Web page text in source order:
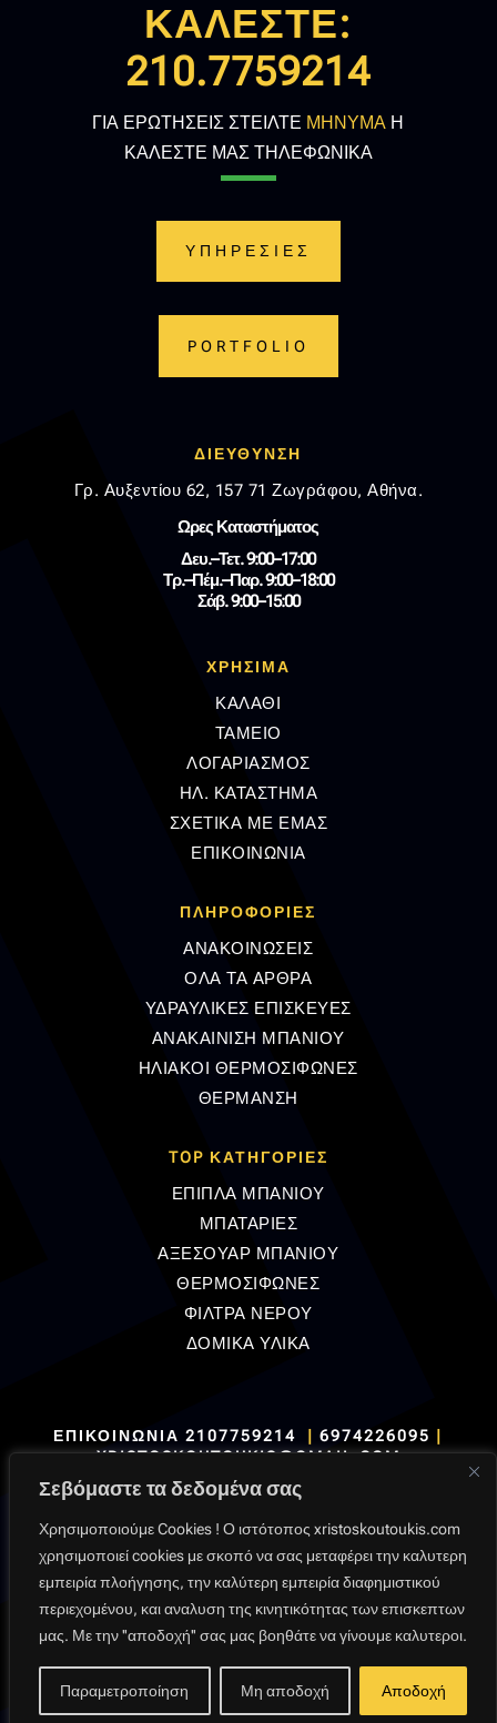
Σεβόμαστε τα δεδομένα σας
Χρησιμοποιούμε Cookies ! Ο ιστότοπος xristoskoutoukis.com
χρησιμοποιεί cookies με σκοπό να σας μεταφέρει την καλυτερη
εμπειρία πλοήγησης, την καλύτερη εμπειρία διαφημιστικού
περιεχομένου, και αναλυση της κινητικότητας των επισκεπτων
μας. Με την ''αποδοχή'' σας μας βοηθάτε να γίνουμε καλυτεροι.
Παραμετροποίηση Μη αποδοχή Αποδοχή
ΚΑΛΕΣΤΕ:
210.7759214
ΓΙΑ ΕΡΩΤΗΣΕΙΣ ΣΤΕΙΛΤΕ ΜΗΝΥΜΑ Η
ΚΑΛΕΣΤΕ ΜΑΣ ΤΗΛΕΦΩΝΙΚΑ
ΥΠΗΡΕΣΙΕΣ
PORTFOLIO
ΔΙΕΥΘΥΝΣΗ
Γρ. Αυξεντίου 62, 157 71 Ζωγράφου, Αθήνα.
Ωρες Καταστήματος
Δευ.–Τετ. 9:00–17:00
Τρ.–Πέμ.–Παρ. 9:00–18:00
Σάβ. 9:00–15:00
ΧΡΗΣΙΜΑ
ΚΑΛΑΘΙ
ΤΑΜΕΙΟ
ΛΟΓΑΡΙΑΣΜΟΣ
ΗΛ. ΚΑΤΑΣΤΗΜΑ
ΣΧΕΤΙΚΑ ΜΕ ΕΜΑΣ
ΕΠΙΚΟΙΝΩΝΙΑ
ΠΛΗΡΟΦΟΡΊΕΣ
ΑΝΑΚΟΙΝΩΣΕΙΣ
ΟΛΑ ΤΑ ΑΡΘΡΑ
ΥΔΡΑΥΛΙΚΕΣ ΕΠΙΣΚΕΥΕΣ
ΑΝΑΚΑΙΝΙΣΗ ΜΠΑΝΙΟΥ
ΗΛΙΑΚΟΙ ΘΕΡΜΟΣΙΦΩΝΕΣ
ΘΕΡΜΑΝΣΗ
TOP ΚΑΤΗΓΟΡΙΕΣ
ΕΠΙΠΛΑ ΜΠΑΝΙΟΥ
ΜΠΑΤΑΡΙΕΣ
ΑΞΕΣΟΥΑΡ ΜΠΑΝΙΟΥ
ΘΕΡΜΟΣΙΦΩΝΕΣ
ΦΙΛΤΡΑ ΝΕΡΟΥ
ΔΟΜΙΚΑ ΥΛΙΚΑ
ΕΠΙΚΟΙΝΩΝΙΑ 2107759214 |6974226095
XRISTOSKOUTOUKIS@GMAIL.COM
Όροι Χρήσης|Πολιτική Δεδομένων|Πολιτική
Επιστροφών|Πληρωμές|Παραδόσεις
Created & Powered ByBackpackview